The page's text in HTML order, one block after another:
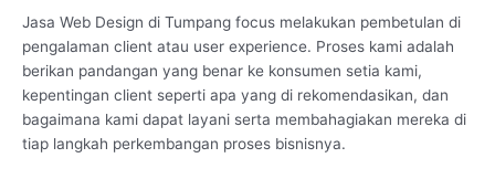
Jasa Web Design di Tumpang focus melakukan pembetulan di
pengalaman client atau user experience. Proses kami adalah
berikan pandangan yang benar ke konsumen setia kami,
kepentingan client seperti apa yang di rekomendasikan, dan
bagaimana kami dapat layani serta membahagiakan mereka di
tiap langkah perkembangan proses bisnisnya.